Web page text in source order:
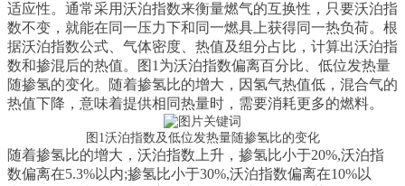
适应性。通常采用沃泊指数来衡量燃气的互换性，只要沃泊指
数不变，就能在同一压力下和同一燃具上获得同一热负荷。根
据沃泊指数公式、气体密度、热值及组分占比，计算出沃泊指
数和掺混后的热值。图1为沃泊指数偏离百分比、低位发热量
随掺氢的变化。随着掺氢比的增大，因氢气热值低，混合气的
热值下降，意味着提供相同热量时，需要消耗更多的燃料。
图1沃泊指数及低位发热量随掺氢比的变化
随着掺氢比的增大，沃泊指数上升，掺氢比小于20%,沃泊指
数偏离在5.3%以内;掺氢比小于30%,沃泊指数偏离在10%以